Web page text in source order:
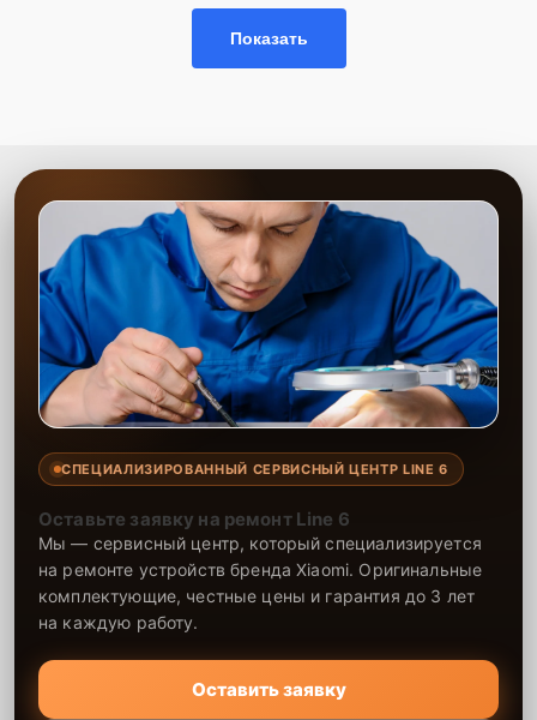
Показать
СПЕЦИАЛИЗИРОВАННЫЙ СЕРВИСНЫЙ ЦЕНТР LINE 6
Оставьте заявку на ремонт Line 6
Мы — сервисный центр, который специализируется
на ремонте устройств бренда Xiaomi. Оригинальные
комплектующие, честные цены и гарантия до 3 лет
на каждую работу.
Оставить заявку